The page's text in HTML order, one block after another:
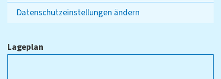
Datenschutzeinstellungen ändern
Lageplan